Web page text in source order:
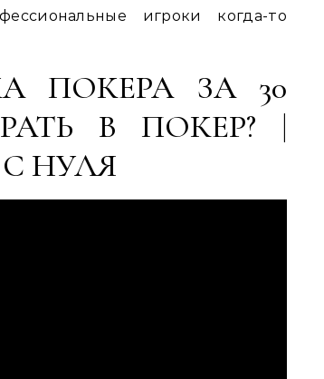
игроки когда-то
ПОКЕРА ЗА 30
В ПОКЕР? |
НУЛЯ